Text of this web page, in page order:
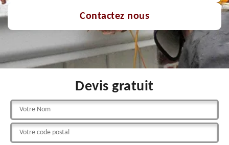
Contactez nous
Devis gratuit